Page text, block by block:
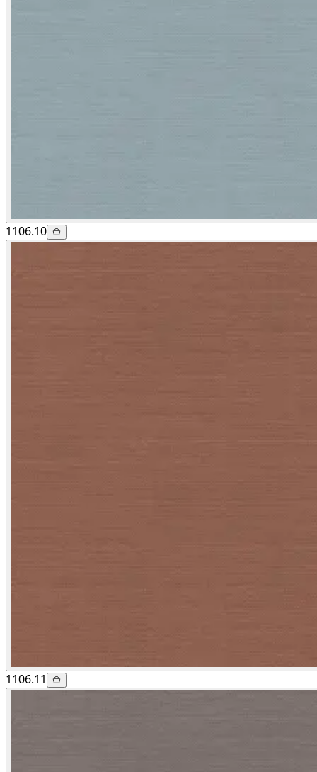
1106.10
1106.11